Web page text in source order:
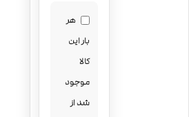
هر
بار این
کالا
موجود
شد از